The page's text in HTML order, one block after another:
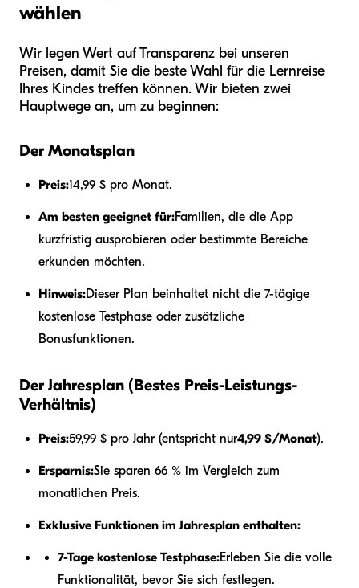
wählen
Wir legen Wert auf Transparenz bei unseren
Preisen, damit Sie die beste Wahl für die Lernreise
Ihres Kindes treffen können. Wir bieten zwei
Hauptwege an, um zu beginnen:
Der Monatsplan
Preis:14,99 $ pro Monat.
Am besten geeignet für:Familien, die die App
kurzfristig ausprobieren oder bestimmte Bereiche
erkunden möchten.
Hinweis:Dieser Plan beinhaltet nicht die 7-tägige
kostenlose Testphase oder zusätzliche
Bonusfunktionen.
Der Jahresplan (Bestes Preis-Leistungs-
Verhältnis)
Preis:59,99 $ pro Jahr (entspricht nur4,99 $/Monat).
Ersparnis:Sie sparen 66 % im Vergleich zum
monatlichen Preis.
Exklusive Funktionen im Jahresplan enthalten:
7-Tage kostenlose Testphase:Erleben Sie die volle
Funktionalität, bevor Sie sich festlegen.